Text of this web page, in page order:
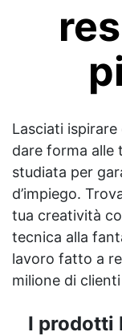
Lasciati
dare forma alle
studiata per
d’impiego.
tua creatività
tecnica alla
lavoro fatto a
milione di
I prodotti